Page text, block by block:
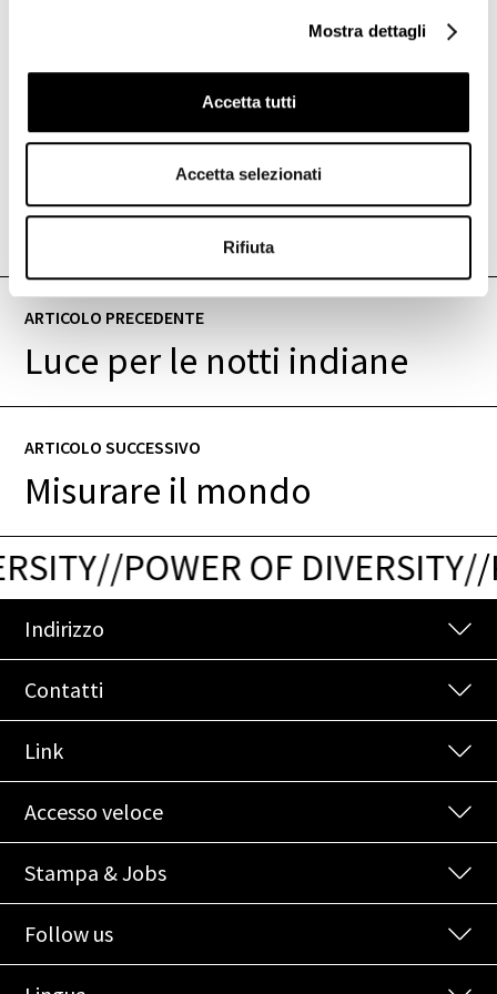
Mostra dettagli
Accetta tutti
Accetta selezionati
Rifiuta
ARTICOLO PRECEDENTE
Luce per le notti indiane
ARTICOLO SUCCESSIVO
Misurare il mondo
//POWER OF DIVERSITY//
Indirizzo
Contatti
Link
Accesso veloce
Stampa & Jobs
Follow us